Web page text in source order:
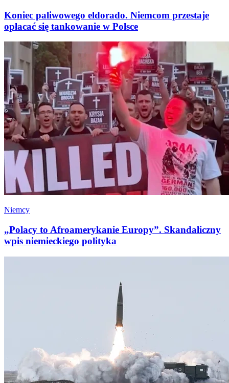
Koniec paliwowego eldorado. Niemcom przestaje
opłacać się tankowanie w Polsce
Niemcy
„Polacy to Afroamerykanie Europy”. Skandaliczny
wpis niemieckiego polityka